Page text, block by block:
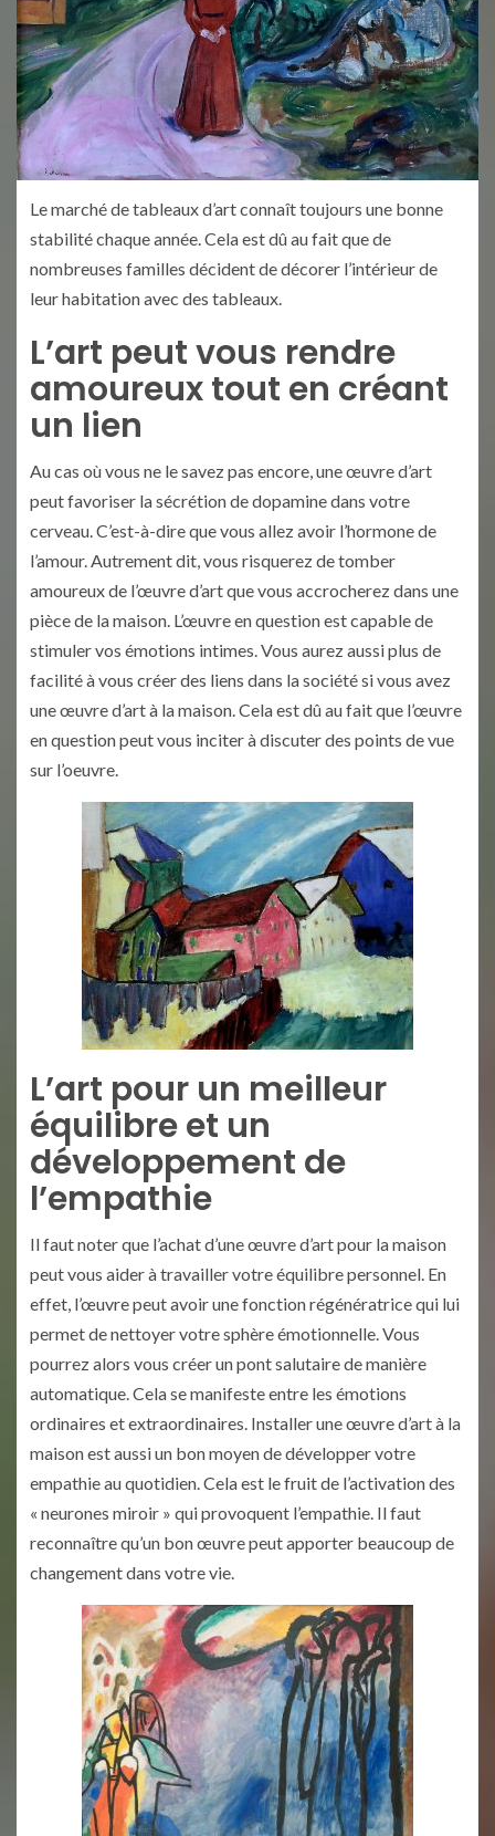
Le marché de tableaux d’art connaît toujours une bonne
stabilité chaque année. Cela est dû au fait que de
nombreuses familles décident de décorer l’intérieur de
leur habitation avec des tableaux.
L’art peut vous rendre
amoureux tout en créant
un lien
Au cas où vous ne le savez pas encore, une œuvre d’art
peut favoriser la sécrétion de dopamine dans votre
cerveau. C’est-à-dire que vous allez avoir l’hormone de
l’amour. Autrement dit, vous risquerez de tomber
amoureux de l’œuvre d’art que vous accrocherez dans une
pièce de la maison. L’œuvre en question est capable de
stimuler vos émotions intimes. Vous aurez aussi plus de
facilité à vous créer des liens dans la société si vous avez
une œuvre d’art à la maison. Cela est dû au fait que l’œuvre
en question peut vous inciter à discuter des points de vue
sur l’oeuvre.
L’art pour un meilleur
équilibre et un
développement de
l’empathie
Il faut noter que l’achat d’une œuvre d’art pour la maison
peut vous aider à travailler votre équilibre personnel. En
effet, l’œuvre peut avoir une fonction régénératrice qui lui
permet de nettoyer votre sphère émotionnelle. Vous
pourrez alors vous créer un pont salutaire de manière
automatique. Cela se manifeste entre les émotions
ordinaires et extraordinaires. Installer une œuvre d’art à la
maison est aussi un bon moyen de développer votre
empathie au quotidien. Cela est le fruit de l’activation des
« neurones miroir » qui provoquent l’empathie. Il faut
reconnaître qu’un bon œuvre peut apporter beaucoup de
changement dans votre vie.